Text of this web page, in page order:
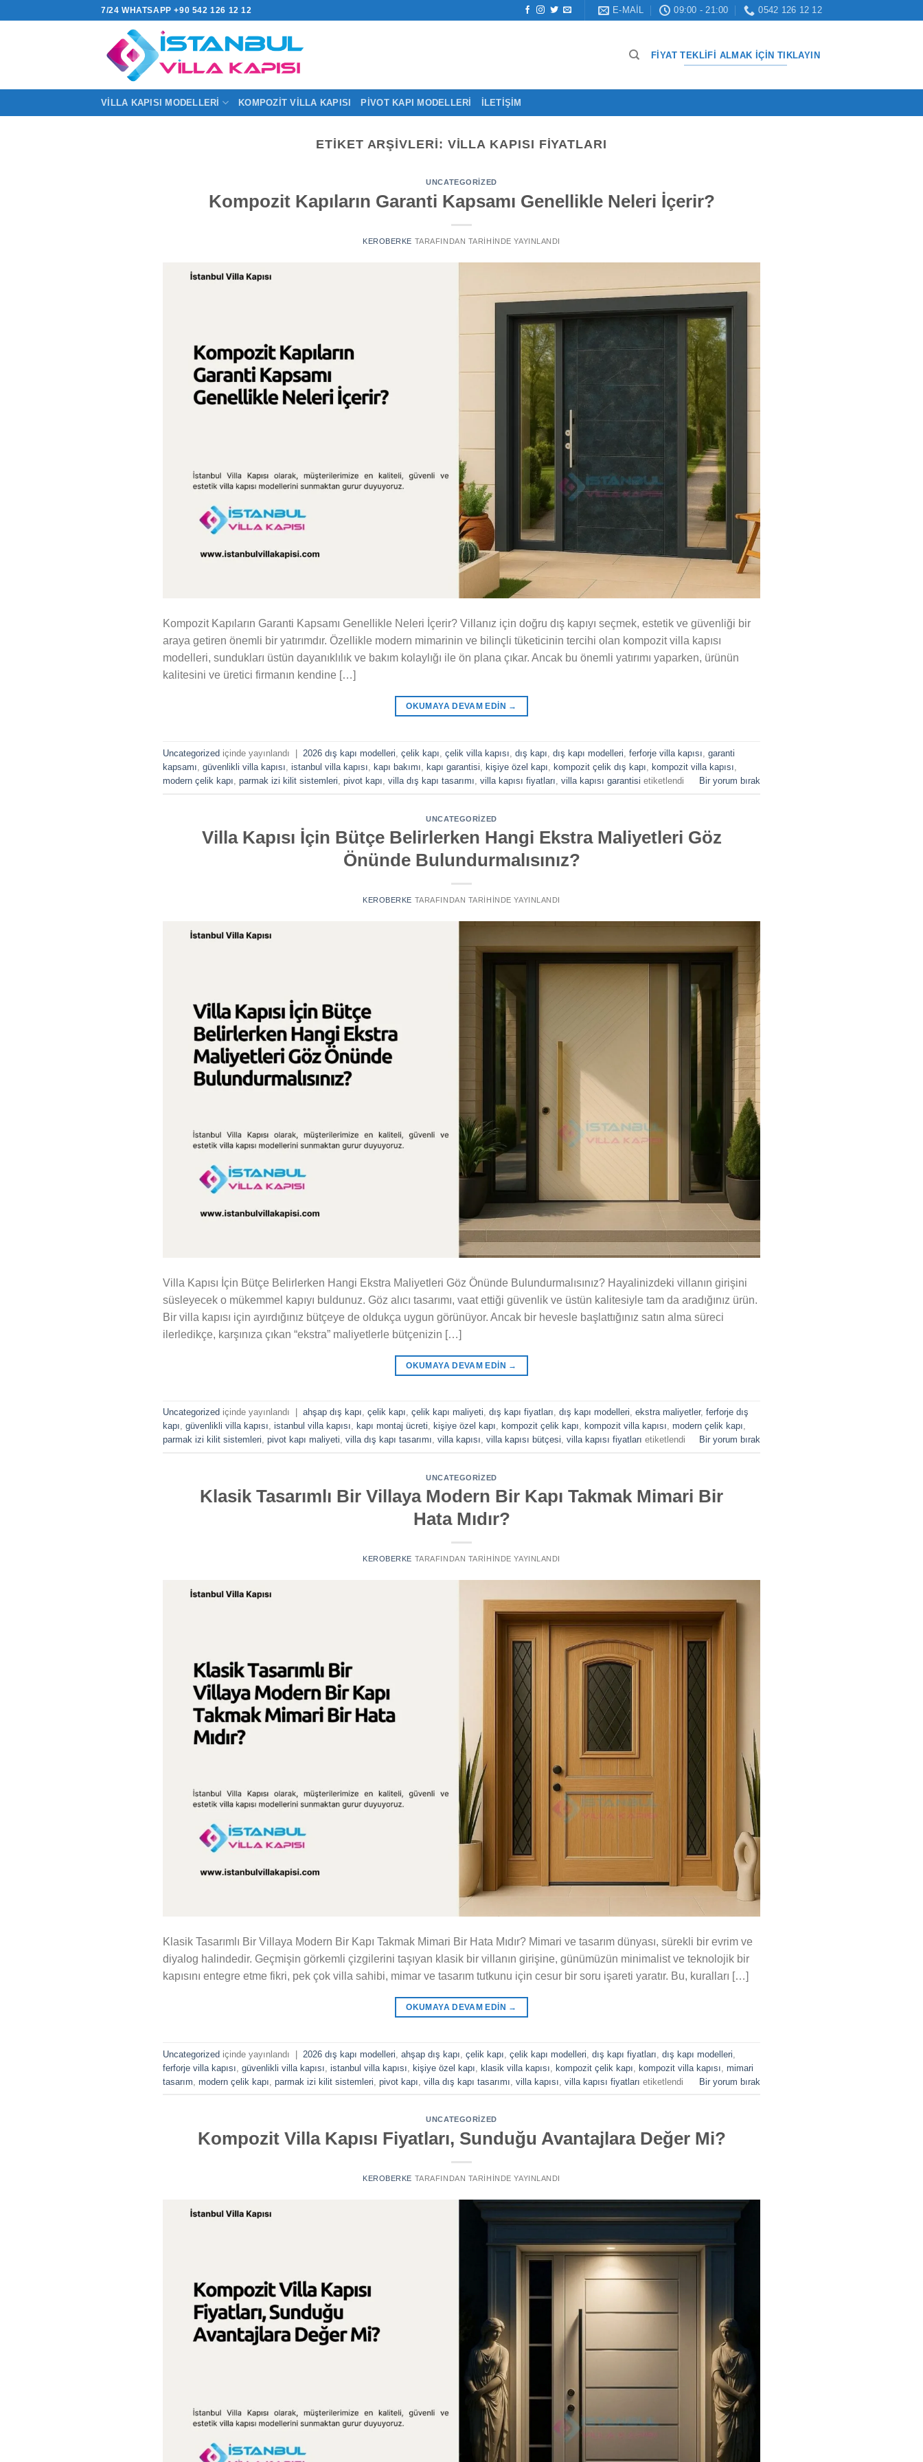
7/24 WHATSAPP +90 542 126 12 12 E-MAIL 09:00 - 21:00 0542 126 12 12
FIYAT TEKLIFI ALMAK İÇIN TIKLAYIN
VILLA KAPISI MODELLERI KOMPOZIT VILLA KAPISI PIVOT KAPI MODELLERI İLETIŞIM
ETIKET ARŞIVLERI: VILLA KAPISI FIYATLARI
UNCATEGORIZED
Kompozit Kapıların Garanti Kapsamı Genellikle Neleri İçerir?
KEROBERKE TARAFINDAN TARIHINDE YAYINLANDI
Kompozit Kapıların Garanti Kapsamı Genellikle Neleri İçerir? Villanız için doğru dış kapıyı seçmek, estetik ve güvenliği bir
araya getiren önemli bir yatırımdır. Özellikle modern mimarinin ve bilinçli tüketicinin tercihi olan kompozit villa kapısı
modelleri, sundukları üstün dayanıklılık ve bakım kolaylığı ile ön plana çıkar. Ancak bu önemli yatırımı yaparken, ürünün
kalitesini ve üretici firmanın kendine […]
OKUMAYA DEVAM EDIN →
Uncategorized içinde yayınlandı 2026 dış kapı modelleri çelik kapı çelik villa kapısı dış kapı dış kapı modelleri ferforje villa kapısı garanti
kapsamı güvenlikli villa kapısı istanbul villa kapısı kapı bakımı kapı garantisi kişiye özel kapı kompozit çelik dış kapı kompozit villa kapısı
modern çelik kapı parmak izi kilit sistemleri pivot kapı villa dış kapı tasarımı villa kapısı fiyatları villa kapısı garantisi etiketlendi Bir yorum bırak
UNCATEGORIZED
Villa Kapısı İçin Bütçe Belirlerken Hangi Ekstra Maliyetleri Göz
Önünde Bulundurmalısınız?
KEROBERKE TARAFINDAN TARIHINDE YAYINLANDI
Villa Kapısı İçin Bütçe Belirlerken Hangi Ekstra Maliyetleri Göz Önünde Bulundurmalısınız? Hayalinizdeki villanın girişini
süsleyecek o mükemmel kapıyı buldunuz. Göz alıcı tasarımı, vaat ettiği güvenlik ve üstün kalitesiyle tam da aradığınız ürün.
Bir villa kapısı için ayırdığınız bütçeye de oldukça uygun görünüyor. Ancak bir hevesle başlattığınız satın alma süreci
ilerledikçe, karşınıza çıkan “ekstra” maliyetlerle bütçenizin […]
OKUMAYA DEVAM EDIN →
Uncategorized içinde yayınlandı ahşap dış kapı, çelik kapı, çelik kapı maliyeti, dış kapı fiyatları, dış kapı modelleri, ekstra maliyetler, ferforje dış
kapı, güvenlikli villa kapısı, istanbul villa kapısı, kapı montaj ücreti, kişiye özel kapı, kompozit çelik kapı, kompozit villa kapısı, modern çelik kapı,
parmak izi kilit sistemleri, pivot kapı maliyeti, villa dış kapı tasarımı, villa kapısı, villa kapısı bütçesi, villa kapısı fiyatları etiketlendi Bir yorum bırak
UNCATEGORIZED
Klasik Tasarımlı Bir Villaya Modern Bir Kapı Takmak Mimari Bir
Hata Mıdır?
KEROBERKE TARAFINDAN TARIHINDE YAYINLANDI
Klasik Tasarımlı Bir Villaya Modern Bir Kapı Takmak Mimari Bir Hata Mıdır? Mimari ve tasarım dünyası, sürekli bir evrim ve
diyalog halindedir. Geçmişin görkemli çizgilerini taşıyan klasik bir villanın girişine, günümüzün minimalist ve teknolojik bir
kapısını entegre etme fikri, pek çok villa sahibi, mimar ve tasarım tutkunu için cesur bir soru işareti yaratır. Bu, kuralları […]
OKUMAYA DEVAM EDIN →
Uncategorized içinde yayınlandı | 2026 dış kapı modelleri ahşap dış kapı çelik kapı çelik kapı modelleri dış kapı fiyatları dış kapı modelleri
ferforje villa kapısı güvenlikli villa kapısı istanbul villa kapısı kişiye özel kapı klasik villa kapısı kompozit çelik kapı kompozit villa kapısı mimari
tasarım modern çelik kapı parmak izi kilit sistemleri pivot kapı villa dış kapı tasarımı villa kapısı villa kapısı fiyatları etiketlendi Bir yorum bırak
UNCATEGORIZED
Kompozit Villa Kapısı Fiyatları, Sunduğu Avantajlara Değer Mi?
KEROBERKE TARAFINDAN TARIHINDE YAYINLANDI